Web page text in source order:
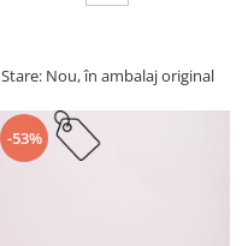
Stare: Nou, în ambalaj original
-53%